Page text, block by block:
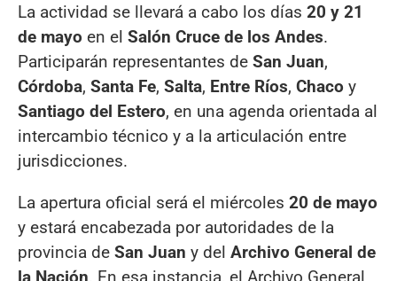
La actividad se llevará a cabo los días 20 y 21
de mayo en el Salón Cruce de los Andes.
Participarán representantes de San Juan,
Córdoba, Santa Fe, Salta, Entre Ríos, Chaco y
Santiago del Estero, en una agenda orientada al
intercambio técnico y a la articulación entre
jurisdicciones.
La apertura oficial será el miércoles 20 de mayo
y estará encabezada por autoridades de la
provincia de San Juan y del Archivo General de